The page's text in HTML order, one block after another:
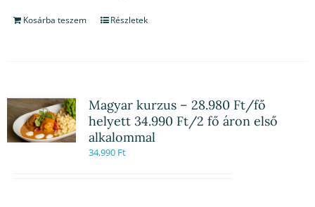
Kosárba teszem Részletek
Magyar kurzus – 28.980 Ft/fő
helyett 34.990 Ft/2 fő áron első
alkalommal
34,990 Ft